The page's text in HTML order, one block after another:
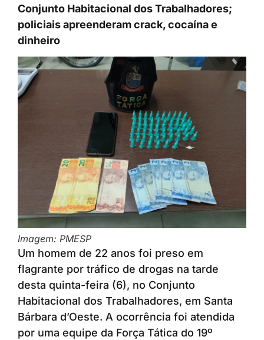
Conjunto Habitacional dos Trabalhadores;
policiais apreenderam crack, cocaína e
dinheiro
Imagem: PMESP
Um homem de 22 anos foi preso em
flagrante por tráfico de drogas na tarde
desta quinta-feira (6), no Conjunto
Habitacional dos Trabalhadores, em Santa
Bárbara d’Oeste. A ocorrência foi atendida
por uma equipe da Força Tática do 19º